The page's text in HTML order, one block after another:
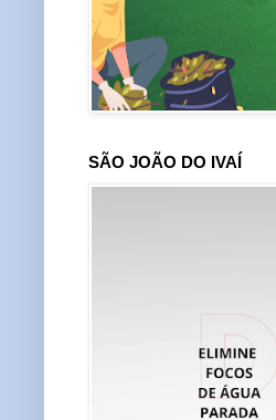
SÃO JOÃO DO IVAÍ